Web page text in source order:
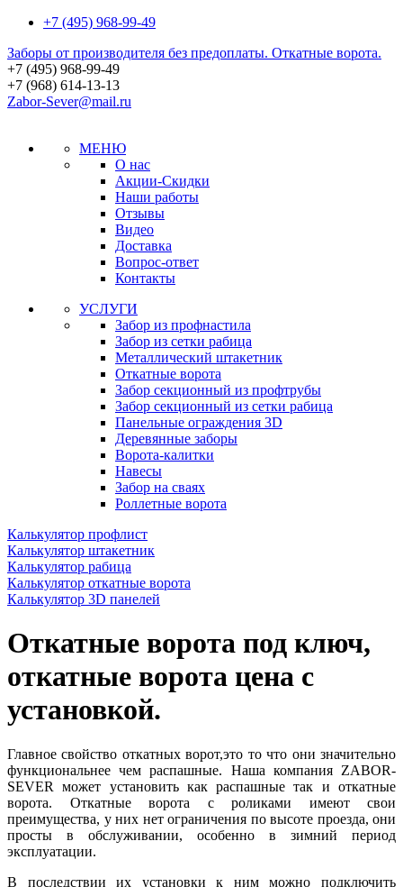
+7 (495) 968-99-49
Заборы от производителя без предоплаты. Откатные ворота.
+7 (495) 968-99-49
+7 (968) 614-13-13
Zabor-Sever@mail.ru
МЕНЮ
О нас
Акции-Скидки
Наши работы
Отзывы
Видео
Доставка
Вопрос-ответ
Контакты
УСЛУГИ
Забор из профнастила
Забор из сетки рабица
Металлический штакетник
Откатные ворота
Забор секционный из профтрубы
Забор секционный из сетки рабица
Панельные ограждения 3D
Деревянные заборы
Ворота-калитки
Навесы
Забор на сваях
Роллетные ворота
Калькулятор профлист
Калькулятор штакетник
Калькулятор рабица
Калькулятор откатные ворота
Калькулятор 3D панелей
Откатные ворота под ключ,
откатные ворота цена с
установкой.
Главное свойство откатных ворот,это то что они значительно
функциональнее чем распашные. Наша компания ZABOR-
SEVER может установить как распашные так и откатные
ворота. Откатные ворота с роликами имеют свои
преимущества, у них нет ограничения по высоте проезда, они
просты в обслуживании, особенно в зимний период
эксплуатации.
В последствии их установки к ним можно подключить